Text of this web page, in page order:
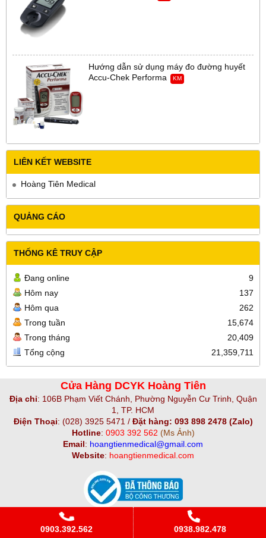
Hướng dẫn sử dụng máy đo đường huyết
Accu-Chek Performa
KM
LIÊN KẾT WEBSITE
Hoàng Tiên Medical
QUẢNG CÁO
THỐNG KÊ TRUY CẬP
Đang online
9
Hôm nay
137
Hôm qua
262
Trong tuần
15,674
Trong tháng
20,409
Tổng cộng
21,359,711
Cửa Hàng DCYK Hoàng Tiên
Địa chỉ: 106B Phạm Viết Chánh, Phường Nguyễn Cư Trinh, Quận
1, TP. HCM
Điện Thoại: (028) 3925 5471 / Đặt hàng: 093 898 2478 (Zalo)
Hotline: 0903 392 562 (Ms Ảnh)
Email: hoangtienmedical@gmail.com
Website: hoangtienmedical.com
Copyright© 2021 Designed ByGianHangVN
0903.392.562 0938.982.478